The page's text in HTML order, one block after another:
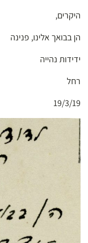
היקרים,
הן בבואך אלינו, פנינה
ידידות נהייה
רחל
19/3/19